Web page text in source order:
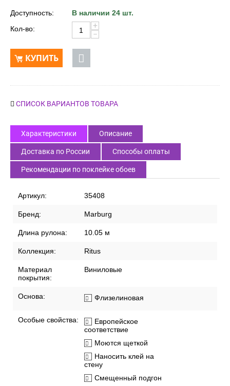
Доступность:
В наличии 24 шт.
Кол-во:
+
−
КУПИТЬ
СПИСОК ВАРИАНТОВ ТОВАРА
Характеристики Описание
Доставка по России Способы оплаты
Рекомендации по поклейке обоев
Артикул: 35408
Бренд: Marburg
Длина рулона: 10.05 м
Коллекция: Ritus
Материал
покрытия:
Виниловые
Основа: Флизелиновая
Особые свойства:
Европейское
соответствие
Моются щеткой
Наносить клей на
стену
Смещенный подгон